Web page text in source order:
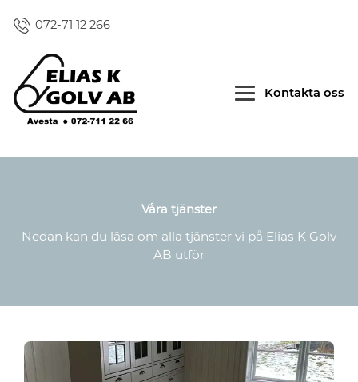
072-71 12 266
Kontakta oss
Våra tjänster
Nedan kan du läsa om alla tjänster vi på Elias K Golv
AB utför